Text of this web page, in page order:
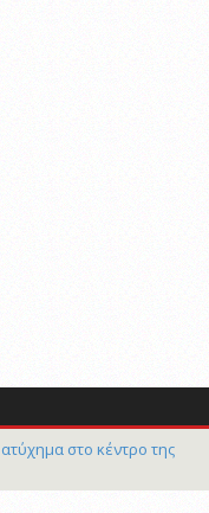
στο κέντρο της